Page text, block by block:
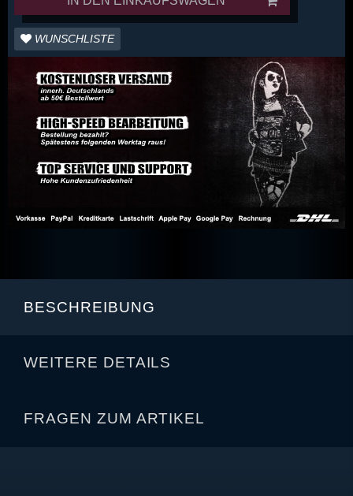
WUNSCHLISTE
BESCHREIBUNG
WEITERE DETAILS
FRAGEN ZUM ARTIKEL